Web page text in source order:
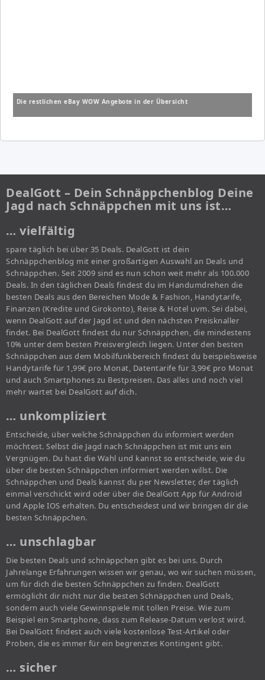
Die restlichen eBay WOW Angebote in der Übersicht
DealGott – Dein Schnäppchenblog Deine
Jagd nach Schnäppchen mit uns ist…
… vielfältig
spare täglich bei über 35 Deals. DealGott ist dein
Schnäppchenblog mit einer großartigen Auswahl an Deals und
Schnäppchen. Seit 2009 sind es nun schon weit mehr als 100.000
Deals. In den täglichen Deals findest du im Handumdrehen die
besten Deals aus den Bereichen Mode & Fashion, Handytarife,
Finanzen (Kredite und Girokonto), Reise & Hotel uvm. Sei dabei,
wenn DealGott auf der Jagd ist und den nächsten Preisknaller
findet. Bei DealGott findest du nur Schnäppchen, die mindestens
10% unter dem besten Preisvergleich liegen. Unter den besten
Schnäppchen aus dem Mobilfunkbereich findest du beispielsweise
Handytarife für 1,99€ pro Monat, Datentarife für 3,99€ pro Monat
und auch Smartphones zu Bestpreisen. Das alles und noch viel
mehr wartet bei DealGott auf dich.
… unkompliziert
Entscheide, über welche Schnäppchen du informiert werden
möchtest. Selbst die Jagd nach Schnäppchen ist mit uns ein
Vergnügen. Du hast die Wahl und kannst so entscheide, wie du
über die besten Schnäppchen informiert werden willst. Die
Schnäppchen und Deals kannst du per Newsletter, der täglich
einmal verschickt wird oder über die DealGott App für Android
und Apple IOS erhalten. Du entscheidest und wir bringen dir die
besten Schnäppchen.
… unschlagbar
Die besten Deals und schnäppchen gibt es bei uns. Durch
Jahrelange Erfahrungen wissen wir genau, wo wir suchen müssen,
um für dich die besten Schnäppchen zu finden. DealGott
ermöglicht dir nicht nur die besten Schnäppchen und Deals,
sondern auch viele Gewinnspiele mit tollen Preise. Wie zum
Beispiel ein Smartphone, dass zum Release-Datum verlost wird.
Bei DealGott findest auch viele kostenlose Test-Artikel oder
Proben, die es immer für ein begrenztes Kontingent gibt.
… sicher